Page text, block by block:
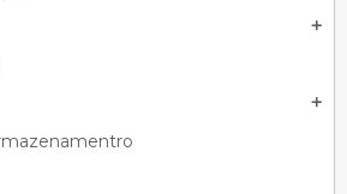
add
add